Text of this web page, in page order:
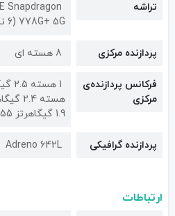
تراشه
Snapdragon
778G+ 5G (6 نانومتر)
پردازنده مرکزی 8 هسته ای
فرکانس پردازنده‌ی
مرکزی
1.9 گیگاهرتز Cortex-A55
پردازنده گرافیکی Adreno 642L
ارتباطات